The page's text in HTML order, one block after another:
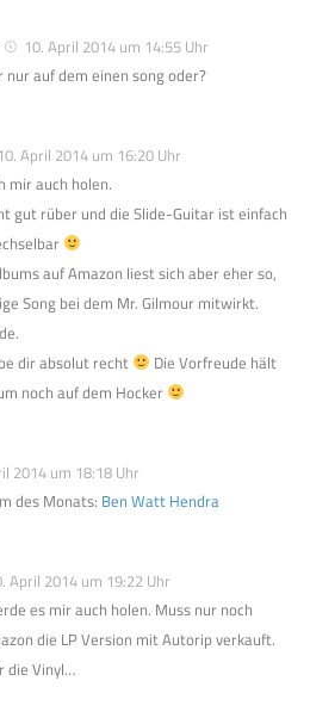
10. April 2014 um 14:55 Uhr
auf dem einen song oder?
April 2014 um 16:20 Uhr
mir auch holen.
gut rüber und die Slide-Guitar ist einfach
auf Amazon liest sich aber eher so,
Song bei dem Mr. Gilmour mitwirkt.
dir absolut recht
Die Vorfreude hält
noch auf dem Hocker
2014 um 18:18 Uhr
des Monats: Ben Watt Hendra
April 2014 um 19:22 Uhr
es mir auch holen. Muss nur noch
die LP Version mit Autorip verkauft.
die Vinyl…